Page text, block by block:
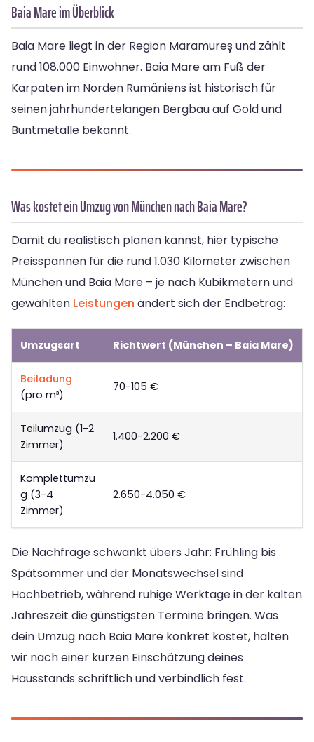
Baia Mare im Überblick
Baia Mare liegt in der Region Maramureș und zählt
rund 108.000 Einwohner. Baia Mare am Fuß der
Karpaten im Norden Rumäniens ist historisch für
seinen jahrhundertelangen Bergbau auf Gold und
Buntmetalle bekannt.
Was kostet ein Umzug von München nach Baia Mare?
Damit du realistisch planen kannst, hier typische
Preisspannen für die rund 1.030 Kilometer zwischen
München und Baia Mare – je nach Kubikmetern und
gewählten Leistungen ändert sich der Endbetrag:
Umzugsart Richtwert (München – Baia Mare)
Beiladung
(pro m³)
70-105 €
Teilumzug (1-2
Zimmer)
1.400-2.200 €
Komplettumzu
g (3-4
Zimmer)
2.650-4.050 €
Die Nachfrage schwankt übers Jahr: Frühling bis
Spätsommer und der Monatswechsel sind
Hochbetrieb, während ruhige Werktage in der kalten
Jahreszeit die günstigsten Termine bringen. Was
dein Umzug nach Baia Mare konkret kostet, halten
wir nach einer kurzen Einschätzung deines
Hausstands schriftlich und verbindlich fest.